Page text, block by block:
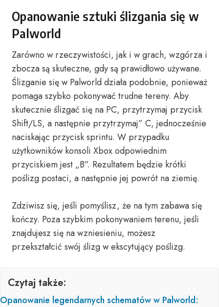
Opanowanie sztuki ślizgania się w
Palworld
Zarówno w rzeczywistości, jak i w grach, wzgórza i
zbocza są skuteczne, gdy są prawidłowo używane.
Ślizganie się w Palworld działa podobnie, ponieważ
pomaga szybko pokonywać trudne tereny. Aby
skutecznie ślizgać się na PC, przytrzymaj przycisk
Shift/LS, a następnie przytrzymaj” C, jednocześnie
naciskając przycisk sprintu. W przypadku
użytkowników konsoli Xbox odpowiednim
przyciskiem jest „B”. Rezultatem będzie krótki
poślizg postaci, a następnie jej powrót na ziemię.
Zdziwisz się, jeśli pomyślisz, że na tym zabawa się
kończy. Poza szybkim pokonywaniem terenu, jeśli
znajdujesz się na wzniesieniu, możesz
przekształcić swój ślizg w ekscytujący poślizg.
Czytaj także:
Opanowanie legendarnych schematów w Palworld: